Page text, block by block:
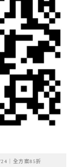
｜全方案85折